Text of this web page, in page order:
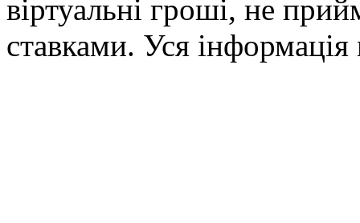
віртуальні гроші, не
ставками. Уся